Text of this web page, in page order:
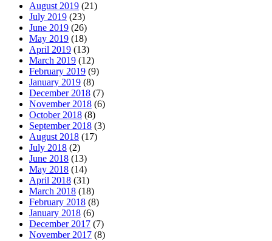
August 2019 (21)
July 2019 (23)
June 2019 (26)
May 2019 (18)
April 2019 (13)
March 2019 (12)
February 2019 (9)
January 2019 (8)
December 2018 (7)
November 2018 (6)
October 2018 (8)
September 2018 (3)
August 2018 (17)
July 2018 (2)
June 2018 (13)
May 2018 (14)
April 2018 (31)
March 2018 (18)
February 2018 (8)
January 2018 (6)
December 2017 (7)
November 2017 (8)